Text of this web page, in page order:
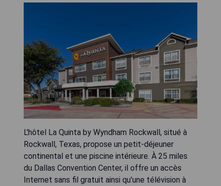
L'hôtel La Quinta by Wyndham Rockwall, situé à
Rockwall, Texas, propose un petit-déjeuner
continental et une piscine intérieure. À 25 miles
du Dallas Convention Center, il offre un accès
Internet sans fil gratuit ainsi qu'une télévision à